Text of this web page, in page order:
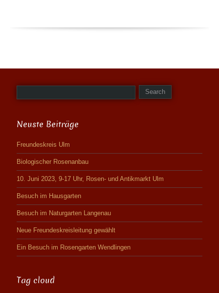
Neuste Beiträge
Freundeskreis Ulm
Biologischer Rosenanbau
10. Juni 2023, 9-17 Uhr, Rosen- und Antikmarkt Ulm
Besuch im Hausgarten
Besuch im Naturgarten Langenau
Neue Freundeskreisleitung gewählt
Ein Besuch im Rosengarten Wendlingen
Tag cloud